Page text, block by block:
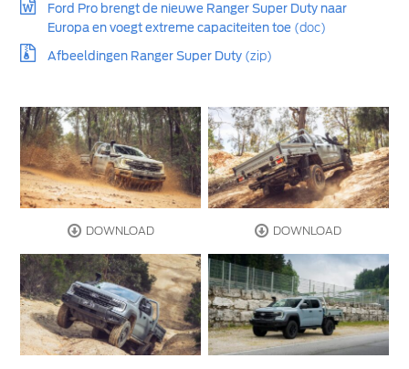
Ford Pro brengt de nieuwe Ranger Super Duty naar
Europa en voegt extreme capaciteiten toe (doc)
Afbeeldingen Ranger Super Duty (zip)
DOWNLOAD DOWNLOAD